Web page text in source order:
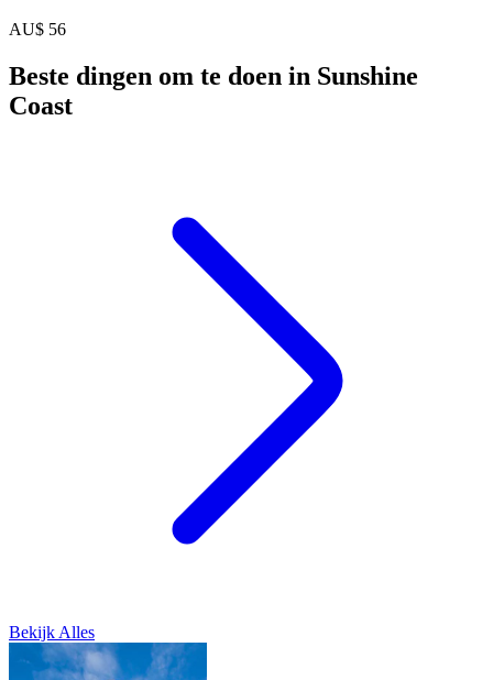
AU$ 56
Beste dingen om te doen in Sunshine
Coast
Bekijk Alles